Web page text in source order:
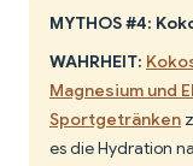
MYTHOS #4:
WAHRHEIT:
Magnesium und
Sportgetränken
es die Hydration